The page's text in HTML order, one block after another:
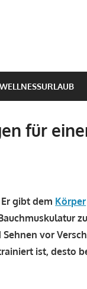
WELLNESSURLAUB
für
gibt dem Körper
vor
ist, desto